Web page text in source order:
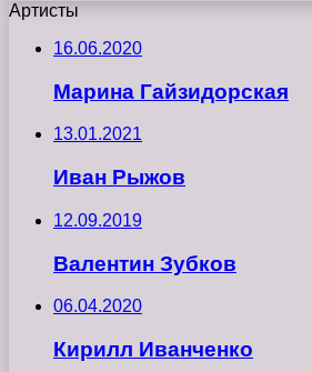
Артисты
16.06.2020
Марина Гайзидорская
13.01.2021
Иван Рыжов
12.09.2019
Валентин Зубков
06.04.2020
Кирилл Иванченко